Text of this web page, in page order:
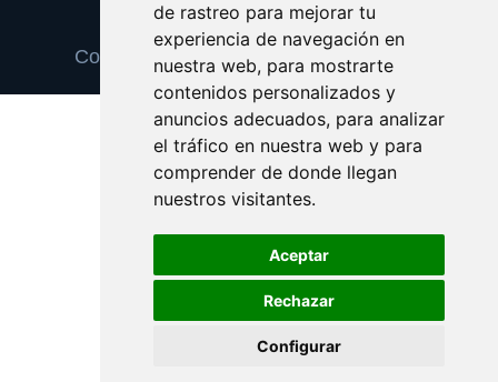
de rastreo para mejorar tu
experiencia de navegación en
nuestra web, para mostrarte
contenidos personalizados y
anuncios adecuados, para analizar
el tráfico en nuestra web y para
comprender de donde llegan
nuestros visitantes.
Aceptar
Rechazar
Configurar
Update cookies preferences
Copyright © 2025 espaciosnaturales.es